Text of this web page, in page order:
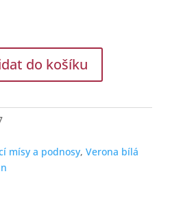
do košíku
mísy a podnosy, Verona bílá